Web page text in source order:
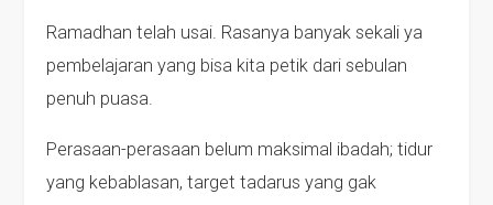
Ramadhan telah usai. Rasanya banyak sekali ya
pembelajaran yang bisa kita petik dari sebulan
penuh puasa.
Perasaan-perasaan belum maksimal ibadah; tidur
yang kebablasan, target tadarus yang gak